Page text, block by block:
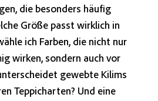
die besonders häufig
Größe passt wirklich in
ich Farben, die nicht nur
wirken, sondern auch vor
gewebte Kilims
Teppicharten? Und eine